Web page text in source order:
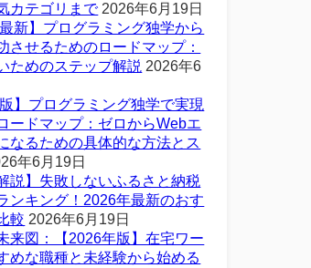
カテゴリまで 2026年6月19日
最新】プログラミング独学から
させるためのロードマップ：
ためのステップ解説 2026年6
版】プログラミング独学で実現
ードマップ：ゼロからWebエ
なるための具体的な方法とス
年6月19日
説】失敗しないふるさと納税
ンキング！2026年最新のおす
較 2026年6月19日
来図：【2026年版】在宅ワー
めな職種と未経験から始める